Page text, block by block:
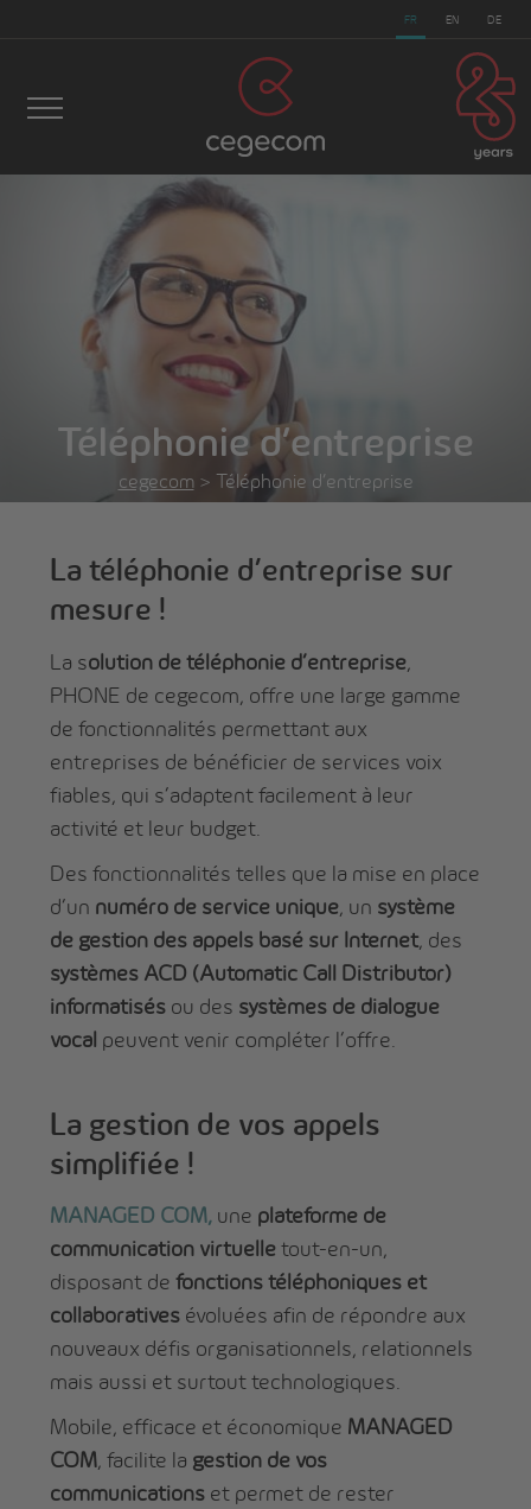
FR EN DE
cegecom> Téléphonie d’entreprise
Téléphonie d’entreprise
La téléphonie d’entreprise sur
mesure !
La solution de téléphonie d’entreprise,
PHONE de cegecom, offre une large gamme
de fonctionnalités permettant aux
entreprises de bénéficier de services voix
fiables, qui s’adaptent facilement à leur
activité et leur budget.
Des fonctionnalités telles que la mise en place
d’un numéro de service unique, un système
de gestion des appels basé sur Internet, des
systèmes ACD (Automatic Call Distributor)
informatisés ou des systèmes de dialogue
vocal peuvent venir compléter l’offre.
La gestion de vos appels
simplifiée !
MANAGED COM, une plateforme de
communication virtuelletout-en-un,
disposant defonctionstéléphoniques et
collaboratives évoluées afin de répondre aux
nouveaux défis organisationnels, relationnels
mais aussi et surtout technologiques.
Mobile, efficace et économique MANAGED
COM, facilite la gestion de vos
communications et permet de rester